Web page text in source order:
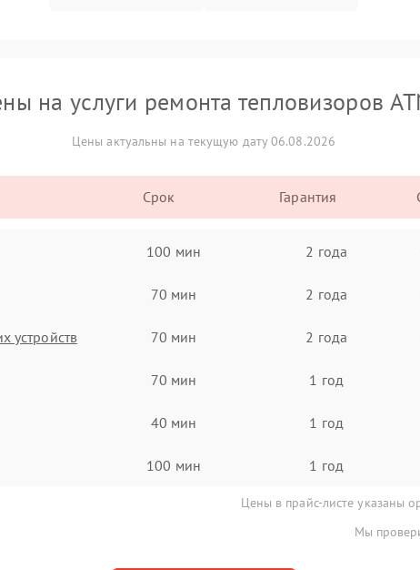
на услуги ремонта тепловизоров
Цены актуальны на текущую дату 06.08.2026
Срок Гарантия
100 мин 2 года
70 мин 2 года
устройств 70 мин 2 года
70 мин 1 год
40 мин 1 год
100 мин 1 год
Цены в прайс-листе указаны
Мы